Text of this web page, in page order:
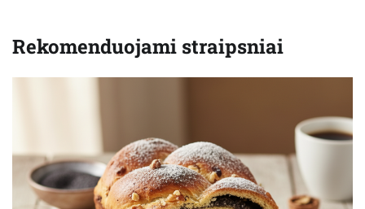
Rekomenduojami straipsniai